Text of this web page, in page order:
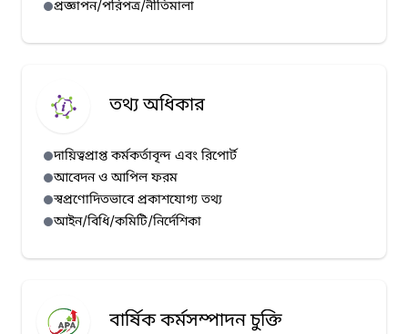
হাম প্রেস রিলিজ (১২/০৭/২০২৬)
হাম প্রেস রিলিজ (১১/০৭/২০২৬)
হাম প্রেস রিলিজ (০৯/০৭/২০২৬)
প্রজ্ঞাপন/পরিপত্র/নীতিমালা
তথ্য অধিকার
দায়িত্বপ্রাপ্ত কর্মকর্তাবৃন্দ এবং রিপোর্ট
আবেদন ও আপিল ফরম
স্বপ্রণোদিতভাবে প্রকাশযোগ্য তথ্য
আইন/বিধি/কমিটি/নির্দেশিকা
বার্ষিক কর্মসম্পাদন চুক্তি